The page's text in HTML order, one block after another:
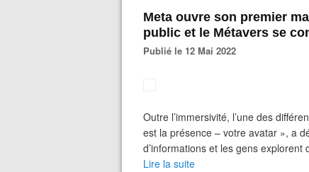
Meta ouvre son premier
public et le Métavers se
Publié le 12 Mai 2022
Outre l’immersivité, l’une des
est la présence – votre avatar », a
d’informations et les gens explorent
Lire la suite